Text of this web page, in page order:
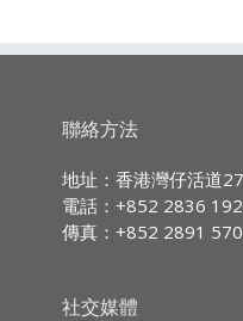
Individual life
IA CPD Hours:
MPFA Non-core
聯絡方法
地址：香港灣仔活道
電話：+852 2836
傳真：+852 2891
社交媒體